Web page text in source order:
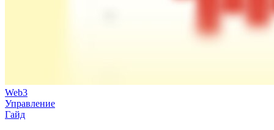
Web3
Управление
Гайд